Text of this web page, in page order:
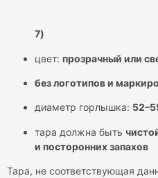
7)
цвет: прозрачный или
без логотипов и
диаметр горлышка:
тара должна быть
и посторонних запахов
Тара, не соответствующая